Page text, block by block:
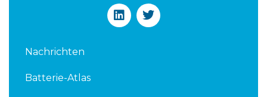
L
i
T
w
Nachrichten
Batterie-Atlas